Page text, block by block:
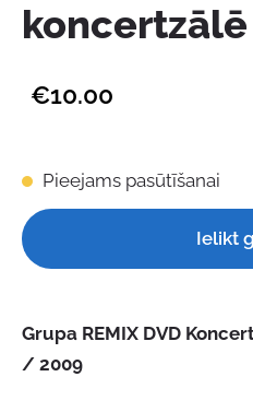
€10.00
Pieejams pasūtīšanai
Ielikt
Grupa REMIX DVD
/ 2009